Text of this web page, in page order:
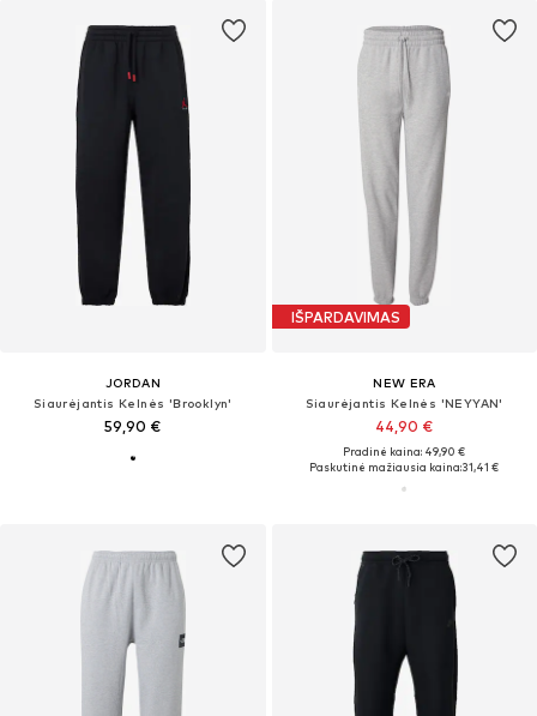
JORDAN
Siaurėjantis Kelnės 'Brooklyn'
59,90 €
IŠPARDAVIMAS
NEW ERA
Siaurėjantis Kelnės 'NEYYAN'
44,90 €
Pradinė kaina: 49,90 €
Paskutinė mažiausia kaina:31,41 €